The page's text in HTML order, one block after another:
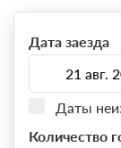
Дата заезда
Даты
Количество